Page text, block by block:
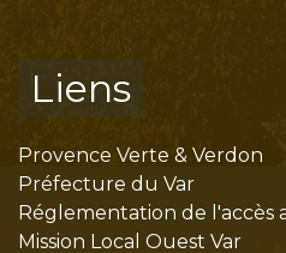
Liens
Provence Verte & Verdon
Préfecture du Var
Réglementation de l'accès
Mission Local Ouest Var